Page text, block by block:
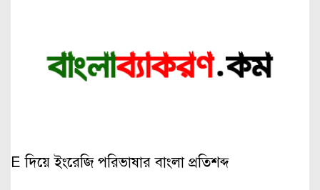
E দিয়ে ইংরেজি পরিভাষার বাংলা প্রতিশব্দ